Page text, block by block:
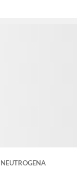
NEUTROGENA